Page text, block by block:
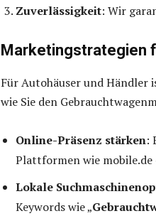
Zuverlässigkeit: Wir
Marketingstrategien
Für Autohäuser und Händler
wie Sie den
Online-Präsenz stärken:
Plattformen wie mobile.de
Lokale
Keywords wie „